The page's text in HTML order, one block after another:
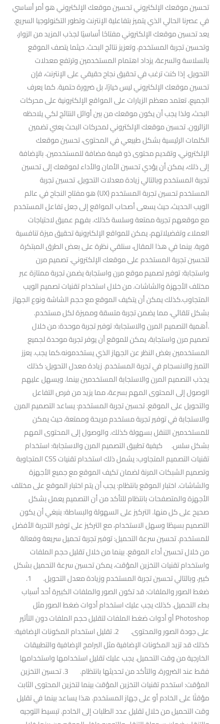
تحسين موقعك الإلكتروني تحسين موقعك الإلكتروني هو أمر أساسي
في عصرنا الحالي الذي يتميز بتفاعلية الإنترنت وتطور التكنولوجيا السريع.
يعد تحسين موقعك الإلكتروني مفتاحًا أساسيًا لجذب المزيد من الزوار،
وتحسين تجربة المستخدم، وتعزيز نتائج البحث. حيثما يتصف الموقع
بالسلاسة والسرعة، يزداد اهتمام المستخدمين وترتفع معدلات
التحويل. إذا كنت ترغب في تحقيق نجاح حقيقي على الإنترنت، فإن
تحسين موقعك الإلكتروني ليس خيارًا، بل ضرورة حتمية. كما يعرف
الجميع، تعتمد معظم الزيارات على المواقع الإلكترونية على محركات
البحث، ولذا يجب أن يكون موقعك من بين أوائل النتائج لكي يلاحظه
الزائرون. تحسين موقعك الإلكتروني لمحركات البحث يعني تضمين
الكلمات الرئيسية بشكل طبيعي في المحتوى، تحسين موقعك
الإلكتروني، وتقديم محتوى ذو قيمة مضافة للمستخدمين. بالإضافة
إلى ذلك، يمكن أن يؤدي تحسين الأمان والأداء لموقعك إلى تحسين
تجربة المستخدم وبالتالي زيادة معدلات التحويل. تحسين تجربة
المستخدم تحسين تجربة المستخدم (UX) هو مفتاح النجاح في عالم
الويب الحديث، حيث يسعى أصحاب المواقع إلى جعل تفاعل المستخدم
مع موقعهم تجربة ممتعة وسلسة كذلك. بفهم عميق لاحتياجات
العملاء وتفضيلاتهم، يمكن للمواقع الإلكترونية تحقيق ميزة تنافسية
قوية. بينما في هذا المقال، سنلقي نظرة على بعض الطرق المبتكرة
لتحسين تجربة المستخدم على موقعك الإلكتروني. تصميم مرن
واستجابة: توفير تصميم موقع مرن واستجابة يضمن تجربة ممتازة عبر
مختلف الأجهزة والشاشات. من خلال استخدام تقنيات تصميم الويب
المتجاوب.كذلك يمكن أن يتكيف الموقع مع حجم الشاشة ونوع الجهاز
بشكل تلقائي، مما يضمن تجربة متسقة ومميزة لكل مستخدم.
.أهمية التصميم المرن والاستجابة: توفير تجربة موحدة: من خلال
تصميم مرن واستجابة، يمكن للموقع أن يوفر تجربة موحدة لجميع
المستخدمين بغض النظر عن الجهاز الذي يستخدمونه.كما يجب. يعزز
التميز والانسجام في تجربة المستخدم. زيادة معدل التحويل: كذلك
يجذب التصميم المرن والاستجابة المستخدمين بينما. ويسهل عليهم
الوصول إلى المحتوى المهم بسرعة، مما يزيد من فرص التفاعل
والتحويل على الموقع. تحسين تجربة المستخدم: يساعد التصميم المرن
والاستجابة في توفير تجربة مستخدم مريحة وممتعة، حيث يمكن
للمستخدمين التنقل بسهولة كذلك. والوصول إلى المحتوى المهم
بشكل سلس. كيفية تطبيق التصميم المرن والاستجابة: استخدام
تقنيات التصميم المتجاوب: يشمل ذلك استخدام تقنيات CSS المتجاوبة
وتصميم الشبكات المرنة لضمان تكيف الموقع مع جميع الأجهزة
والشاشات. اختبار الموقع بانتظام: يجب أن يتم اختبار الموقع على مختلف
الأجهزة والمتصفحات بانتظام للتأكد من أن التصميم يعمل بشكل
صحيح على كل منها. التركيز على السهولة والبساطة: ينبغي أن يكون
التصميم بسيطًا وسهل الاستخدام، مع التركيز على توفير التجربة الأفضل
للمستخدم. تحسين سرعة التحميل: توفير تجربة تحميل سريعة وفعالة
من خلال تحسين أداء الموقع. بينما من خلال تقليل حجم الملفات
واستخدام تقنيات التخزين المؤقت، يمكن تحسين سرعة التحميل بشكل
كبير، وبالتالي تحسين تجربة المستخدم وزيادة معدل التحويل. 1.
ضغط الصور والملفات: قد تكون الصور والملفات الكبيرة أحد أسباب
بطء التحميل. كذلك يجب عليك استخدام أدوات ضغط الصور مثل
Photoshop أو أدوات ضغط الملفات لتقليل حجم الملفات دون التأثير
على جودة الصور والمحتوى. 2. تقليل استخدام المكونات الإضافية:
كذلك قد تزيد المكونات الإضافية مثل البرامج الإضافية والتطبيقات
الخارجية من وقت التحميل. يجب عليك تقليل استخدامها واستخدامها
فقط عند الضرورة، والتأكد من تحديثها بانتظام. 3. تحسين التخزين
المؤقت: استخدم تقنيات التخزين المؤقت بينما لتخزين المحتوى الثابت
مؤقتًا على الخادم أو على جهاز المستخدم. هذا يساعد بينما في تقليل
وقت التحميل من خلال تقليل عدد الطلبات إلى الخادم. تبسيط التوجيه